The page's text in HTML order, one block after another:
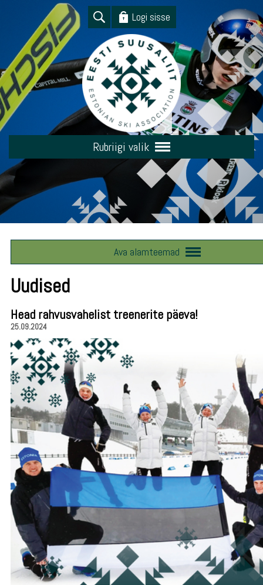
Logi sisse
Rubriigi valik
Ava alamteemad
Uudised
Head rahvusvahelist treenerite päeva!
25.09.2024